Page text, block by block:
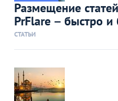
Размещение
PrFlare – быстро и
СТАТЬИ